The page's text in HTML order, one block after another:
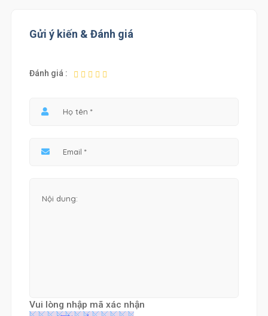
Gửi ý kiến & Đánh giá
Đánh giá :
Vui lòng nhập mã xác nhận